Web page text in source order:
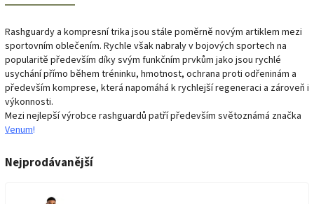
Rashguardy a kompresní trika jsou stále poměrně novým artiklem mezi
sportovním oblečením. Rychle však nabraly v bojových sportech na
popularitě především díky svým funkčním prvkům jako jsou rychlé
usychání přímo během tréninku, hmotnost, ochrana proti odřeninám a
především komprese, která napomáhá k rychlejší regeneraci a zároveň i
výkonnosti.
Mezi nejlepší výrobce rashguardů patří především světoznámá značka
Venum!
Nejprodávanější